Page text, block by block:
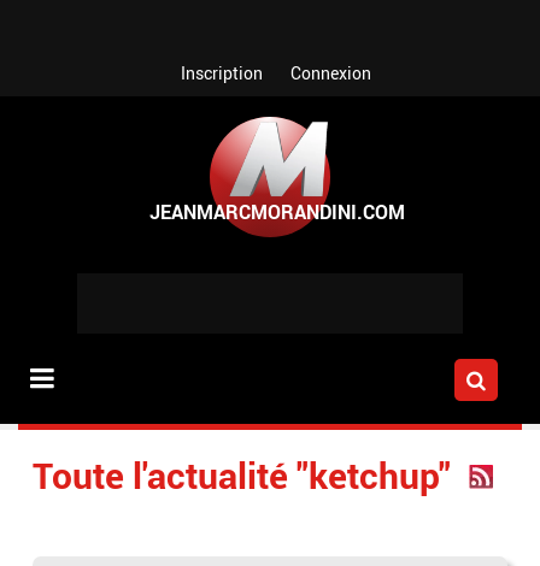
Inscription Connexion
Toute l'actualité "ketchup"